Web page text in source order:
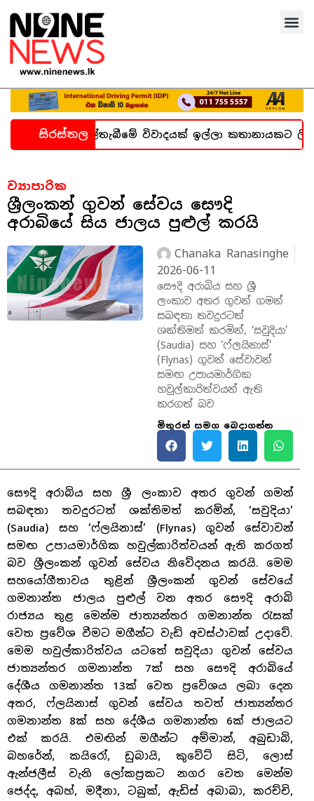
සිරස්තල
කල්තැබීමේ විවාදයක් ඉල්ලා කතානායකට ලිපියක්
ව්‍යාපාරික
ශ්‍රීලංකන් ගුවන් සේවය සෞදි
අරාබියේ සිය ජාලය පුළුල් කරයි
Chanaka Ranasinghe
2026-06-11
සෞදි අරාබිය සහ ශ්‍රී
ලංකාව අතර ගුවන් ගමන්
සබඳතා තවදුරටත්
ශක්තිමත් කරමින්, ‘සවුදියා’
(Saudia) සහ ‘ෆ්ලයිනාස්’
(Flynas) ගුවන් සේවාවන්
සමඟ උපායමාර්ගික
හවුල්කාරිත්වයන් ඇති
කරගත් බව
මිතුරන් සමග බෙදාගන්න
සෞදි අරාබිය සහ ශ්‍රී ලංකාව අතර ගුවන් ගමන්
සබඳතා තවදුරටත් ශක්තිමත් කරමින්, ‘සවුදියා’
(Saudia) සහ ‘ෆ්ලයිනාස්’ (Flynas) ගුවන් සේවාවන්
සමඟ උපායමාර්ගික හවුල්කාරිත්වයන් ඇති කරගත්
බව ශ්‍රීලංකන් ගුවන් සේවය නිවේදනය කරයි. මෙම
සහයෝගීතාවය තුළින් ශ්‍රීලංකන් ගුවන් සේවයේ
ගමනාන්ත ජාලය පුළුල් වන අතර සෞදි අරාබි
රාජ්‍යය තුළ මෙන්ම ජාත්‍යන්තර ගමනාන්ත රැසක්
වෙත ප්‍රවේශ වීමට මගීන්ට වැඩි අවස්ථාවක් උදාවේ.
මෙම හවුල්කාරිත්වය යටතේ සවුදියා ගුවන් සේවය
ජාත්‍යන්තර ගමනාන්ත 7ක් සහ සෞදි අරාබියේ
දේශීය ගමනාන්ත 13ක් වෙත ප්‍රවේශය ලබා දෙන
අතර, ෆ්ලයිනාස් ගුවන් සේවය තවත් ජාත්‍යන්තර
ගමනාන්ත 8ක් සහ දේශීය ගමනාන්ත 6ක් ජාලයට
එක් කරයි. එමඟින් මගීන්ට අම්මාන්, අබුඩාබි,
බහරේන්, කයිරෝ, ඩුබායි, කුවේට් සිටි, ලොස්
ඇන්ජලීස් වැනි ලෝකප්‍රකට නගර වෙත මෙන්ම
ජෙද්ද, අබහ්, මදීනා, ටබුක්, ඇඩිස් අබාබා, කරච්චි,